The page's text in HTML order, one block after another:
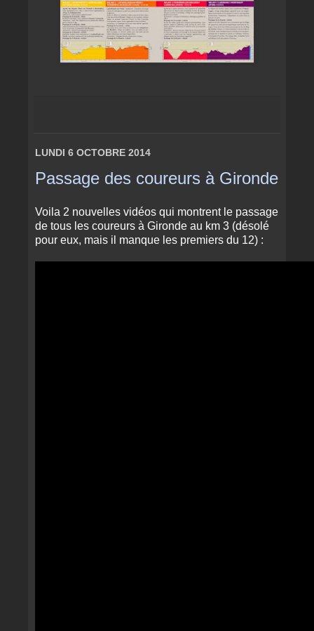
LUNDI 6 OCTOBRE 2014
Passage des coureurs à Gironde
Voila 2 nouvelles vidéos qui montrent le passage
de tous les coureurs à Gironde au km 3 (désolé
pour eux, mais il manque les premiers du 12) :